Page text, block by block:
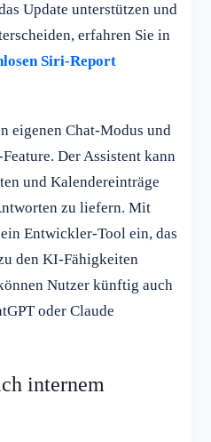
Update unterstützen und
erfahren Sie in
Siri-Report
eigenen Chat-Modus und
Der Assistent kann
und Kalendereinträge
zu liefern. Mit
Entwickler-Tool ein, das
den KI-Fähigkeiten
Nutzer künftig auch
oder Claude
internem